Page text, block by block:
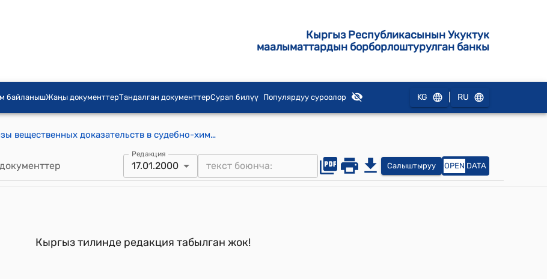
Кыргыз Республикасынын Укуктук
маалыматтардын борборлоштурулган банкы
байланышЖаңы документтерТандалган документтерСурап билүү Популярдуу суроолор KG RU
Правила производства экспертизы вещественных доказательств в судебно-химических отделениях лабораторий бюро судебно-медицинской экспертизы" (Приложение 14 к приказу Министерства здравоохранения Кыргызской Республики от 17 января 2000 года № 5)
Редакция
17.01.2000 Салыштыруу OPEN DATA
Кыргыз тилинде редакция табылган жок!